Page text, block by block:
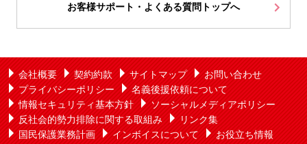
お客様サポート・よくある質問トップへ
会社概要 契約約款 サイトマップ
お問い合わせ
プライバシーポリシー
名義後援依頼について
情報セキュリティ基本方針
ソーシャルメディアポリシー
反社会的勢力排除に関する取組み
リンク集
国民保護業務計画
インボイスについて お役立ち情報